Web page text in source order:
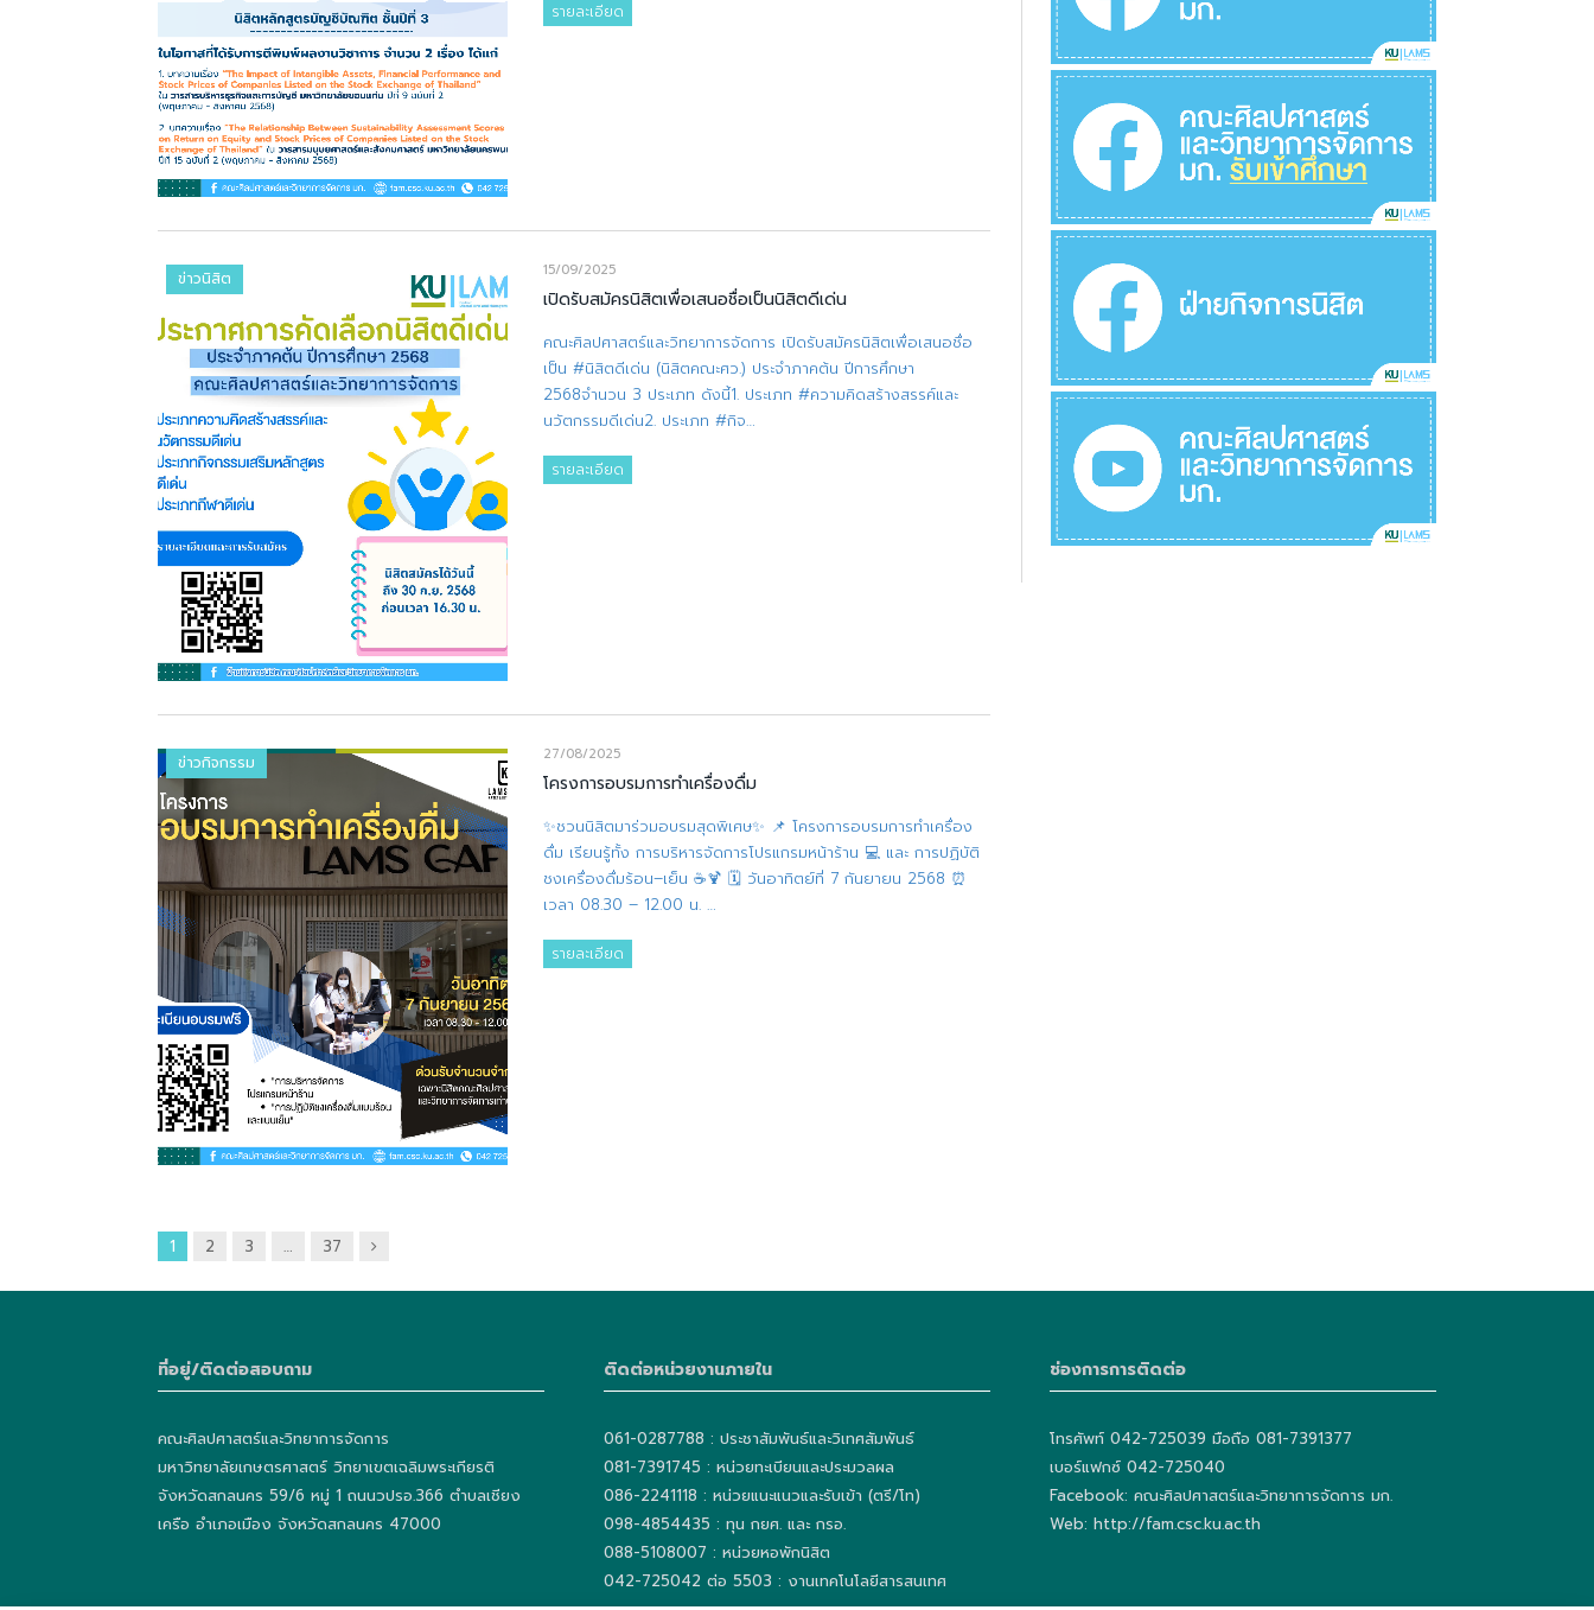
รายละเอียด
ข่าวนิสิต 15/09/2025
เปิดรับสมัครนิสิตเพื่อเสนอชื่อเป็นนิสิตดีเด่น
คณะศิลปศาสตร์และวิทยาการจัดการ เปิดรับสมัครนิสิตเพื่อเสนอชื่อ
เป็น #นิสิตดีเด่น (นิสิตคณะศว.) ประจำภาคต้น ปีการศึกษา
2568จำนวน 3 ประเภท ดังนี้1. ประเภท #ความคิดสร้างสรรค์และ
นวัตกรรมดีเด่น2. ประเภท #กิจ…
รายละเอียด
ข่าวกิจกรรม 27/08/2025
โครงการอบรมการทำเครื่องดื่ม
✨ชวนนิสิตมาร่วมอบรมสุดพิเศษ✨ 📌 โครงการอบรมการทำเครื่อง
ดื่ม เรียนรู้ทั้ง การบริหารจัดการโปรแกรมหน้าร้าน 💻 และ การปฏิบัติ
ชงเครื่องดื่มร้อน–เย็น ☕🍹 🗓 วันอาทิตย์ที่ 7 กันยายน 2568 ⏰
เวลา 08.30 – 12.00 น. …
รายละเอียด
1 2 3 … 37
ถัด
ที่อยู่/ติดต่อสอบถาม
คณะศิลปศาสตร์และวิทยาการจัดการ
มหาวิทยาลัยเกษตรศาสตร์ วิทยาเขตเฉลิมพระเกียรติ
จังหวัดสกลนคร 59/6 หมู่ 1 ถนนวปรอ.366 ตำบลเชียง
เครือ อำเภอเมือง จังหวัดสกลนคร 47000
ติดต่อหน่วยงานภายใน
061-0287788 : ประชาสัมพันธ์และวิเทศสัมพันธ์
081-7391745 : หน่วยทะเบียนและประมวลผล
086-2241118 : หน่วยแนะแนวและรับเข้า (ตรี/โท)
098-4854435 : ทุน กยศ. และ กรอ.
088-5108007 : หน่วยหอพักนิสิต
042-725042 ต่อ 5503 : งานเทคโนโลยีสารสนเทศ
ช่องการการติดต่อ
โทรศัพท์ 042-725039 มือถือ 081-7391377
เบอร์แฟกซ์ 042-725040
Facebook: คณะศิลปศาสตร์และวิทยาการจัดการ มก.
Web: http://fam.csc.ku.ac.th